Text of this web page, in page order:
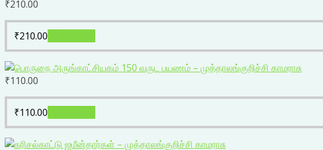
₹210.00
₹210.00
₹110.00
₹110.00